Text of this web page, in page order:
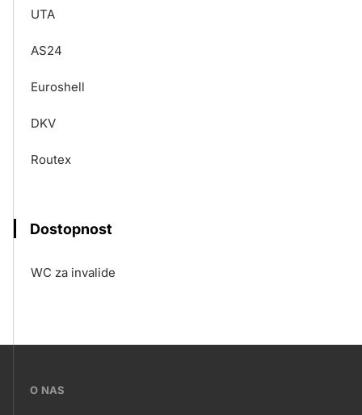
UTA
AS24
Euroshell
DKV
Routex
Dostopnost
WC za invalide
???O NAS